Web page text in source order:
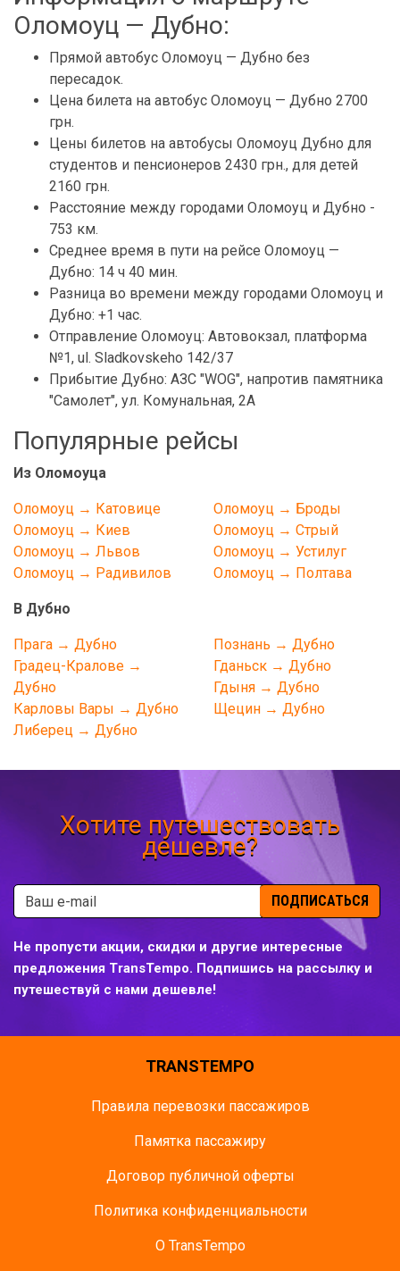
Оломоуц — Дубно:
Прямой автобус Оломоуц — Дубно без
пересадок.
Цена билета на автобус Оломоуц — Дубно 2700
грн.
Цены билетов на автобусы Оломоуц Дубно для
студентов и пенсионеров 2430 грн., для детей
2160 грн.
Расстояние между городами Оломоуц и Дубно -
753 км.
Среднее время в пути на рейсе Оломоуц —
Дубно: 14 ч 40 мин.
Разница во времени между городами Оломоуц и
Дубно: +1 час.
Отправление Оломоуц: Автовокзал, платформа
№1, ul. Sladkovskeho 142/37
Прибытие Дубно: АЗС "WOG", напротив памятника
"Самолет", ул. Комунальная, 2А
Популярные рейсы
Из Оломоуца
Оломоуц → Катовице
Оломоуц → Киев
Оломоуц → Львов
Оломоуц → Радивилов
Оломоуц → Броды
Оломоуц → Стрый
Оломоуц → Устилуг
Оломоуц → Полтава
В Дубно
Прага → Дубно
Градец-Кралове →
Дубно
Карловы Вары → Дубно
Либерец → Дубно
Познань → Дубно
Гданьск → Дубно
Гдыня → Дубно
Щецин → Дубно
Хотите путешествовать
дешевле?
ПОДПИСАТЬСЯ
Не пропусти акции, скидки и другие интересные
предложения TransTempo. Подпишись на рассылку и
путешествуй с нами дешевле!
TRANSTEMPO
Правила перевозки пассажиров
Памятка пасcажиру
Договор публичной оферты
Политика конфиденциальности
О TransTempo